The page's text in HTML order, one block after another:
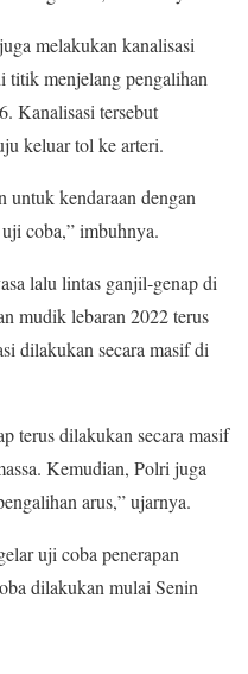
melakukan kanalisasi
titik menjelang pengalihan
Kanalisasi tersebut
keluar tol ke arteri.
untuk kendaraan dengan
coba,” imbuhnya.
lalu lintas ganjil-genap di
mudik lebaran 2022 terus
dilakukan secara masif di
terus dilakukan secara masif
Kemudian, Polri juga
arus,” ujarnya.
uji coba penerapan
dilakukan mulai Senin